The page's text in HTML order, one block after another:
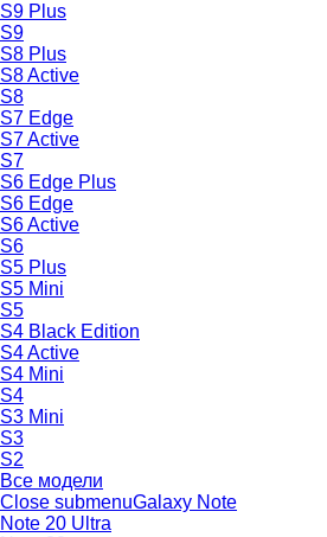
S9 Plus
S9
S8 Plus
S8 Active
S8
S7 Edge
S7 Active
S7
S6 Edge Plus
S6 Edge
S6 Active
S6
S5 Plus
S5 Mini
S5
S4 Black Edition
S4 Active
S4 Mini
S4
S3 Mini
S3
S2
Все модели
Close submenuGalaxy Note
Note 20 Ultra